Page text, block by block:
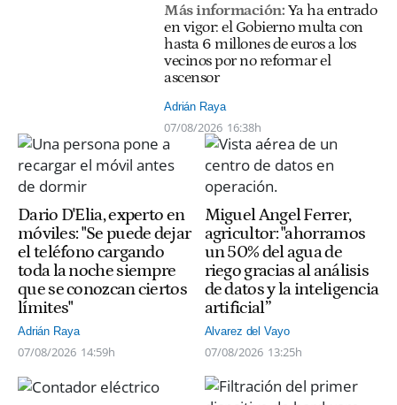
Más información: Ya ha entrado
en vigor: el Gobierno multa con
hasta 6 millones de euros a los
vecinos por no reformar el
ascensor
Adrián Raya
07/08/2026 16:38h
Dario D'Elia, experto en
móviles: "Se puede dejar
el teléfono cargando
toda la noche siempre
que se conozcan ciertos
límites"
Adrián Raya
07/08/2026 14:59h
Miguel Angel Ferrer,
agricultor: "ahorramos
un 50% del agua de
riego gracias al análisis
de datos y la inteligencia
artificial”
Alvarez del Vayo
07/08/2026 13:25h